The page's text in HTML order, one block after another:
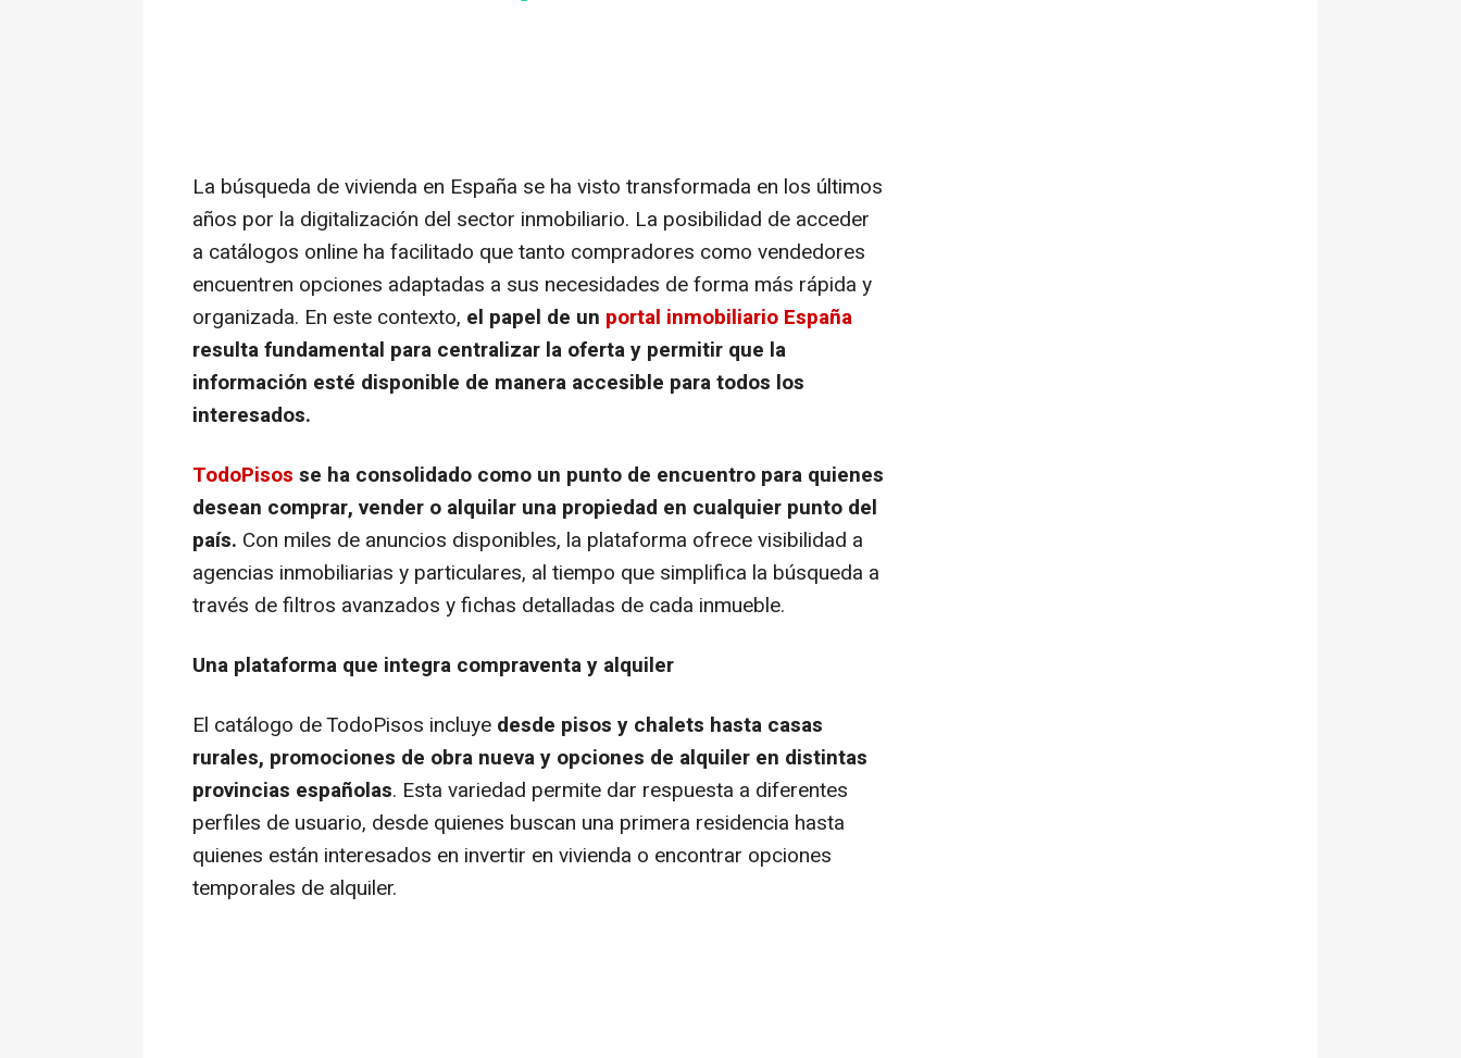
La búsqueda de vivienda en España se ha visto transformada en los últimos
años por la digitalización del sector inmobiliario. La posibilidad de acceder
a catálogos online ha facilitado que tanto compradores como vendedores
encuentren opciones adaptadas a sus necesidades de forma más rápida y
organizada. En este contexto, el papel de un portal inmobiliario España
resulta fundamental para centralizar la oferta y permitir que la
información esté disponible de manera accesible para todos los
interesados.
TodoPisos se ha consolidado como un punto de encuentro para quienes
desean comprar, vender o alquilar una propiedad en cualquier punto del
país. Con miles de anuncios disponibles, la plataforma ofrece visibilidad a
agencias inmobiliarias y particulares, al tiempo que simplifica la búsqueda a
través de filtros avanzados y fichas detalladas de cada inmueble.
Una plataforma que integra compraventa y alquiler
El catálogo de TodoPisos incluye desde pisos y chalets hasta casas
rurales, promociones de obra nueva y opciones de alquiler en distintas
provincias españolas. Esta variedad permite dar respuesta a diferentes
perfiles de usuario, desde quienes buscan una primera residencia hasta
quienes están interesados en invertir en vivienda o encontrar opciones
temporales de alquiler.